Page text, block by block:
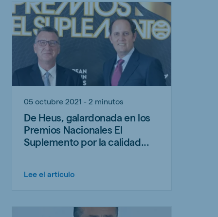
05 octubre 2021 - 2 minutos
De Heus, galardonada en los
Premios Nacionales El
Suplemento por la calidad...
Lee el artículo